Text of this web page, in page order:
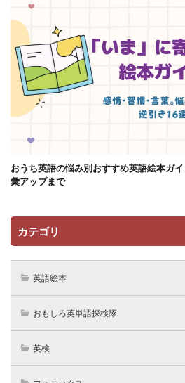
おうち英語の悩み別おすすめ英語絵本ガ
彙アップまで
カテゴリ
英語絵本
おもしろ英単語探検隊
英検